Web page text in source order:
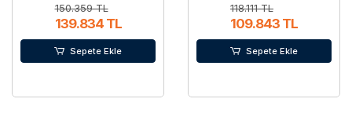
150.359 TL
139.834 TL
Sepete Ekle
118.111 TL
109.843 TL
Sepete Ekle